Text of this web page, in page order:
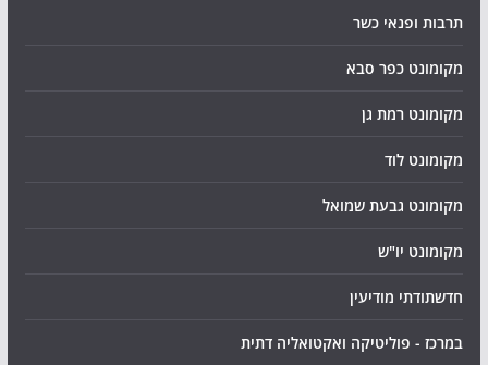
תרבות ופנאי כשר
מקומונט כפר סבא
מקומונט רמת גן
מקומונט לוד
מקומונט גבעת שמואל
מקומונט יו"ש
חדשתודתי מודיעין
במרכז - פוליטיקה ואקטואליה דתית